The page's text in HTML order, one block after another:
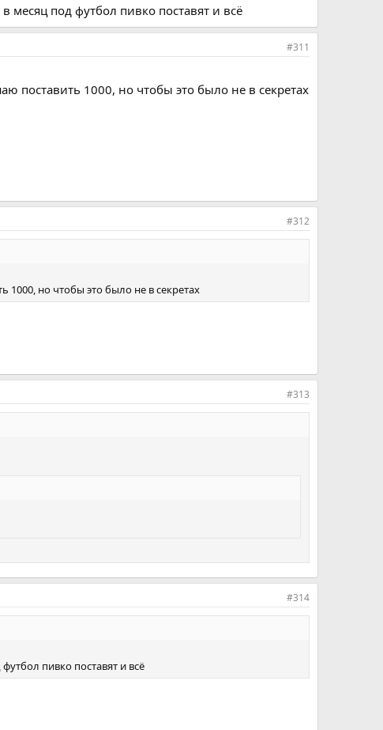
месяц под футбол пивко поставят и всё
#311
поставить 1000, но чтобы это было не в секретах
#312
1000, но чтобы это было не в секретах
#313
#314
пивко поставят и всё